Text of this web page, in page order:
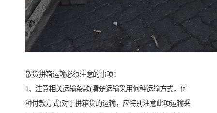
散货拼箱运输必须注意的事项：
1、注意相关运输条款(清楚运输采用何种运输方式，何
种付款方式)对于拼箱货的运输，应特别注意此项运输采